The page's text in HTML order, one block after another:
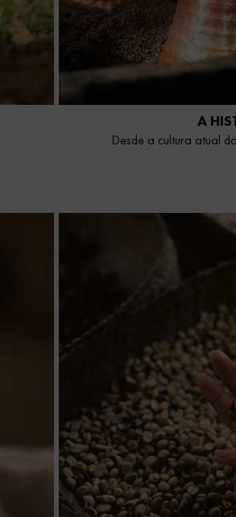
A
Desde a cultura atual